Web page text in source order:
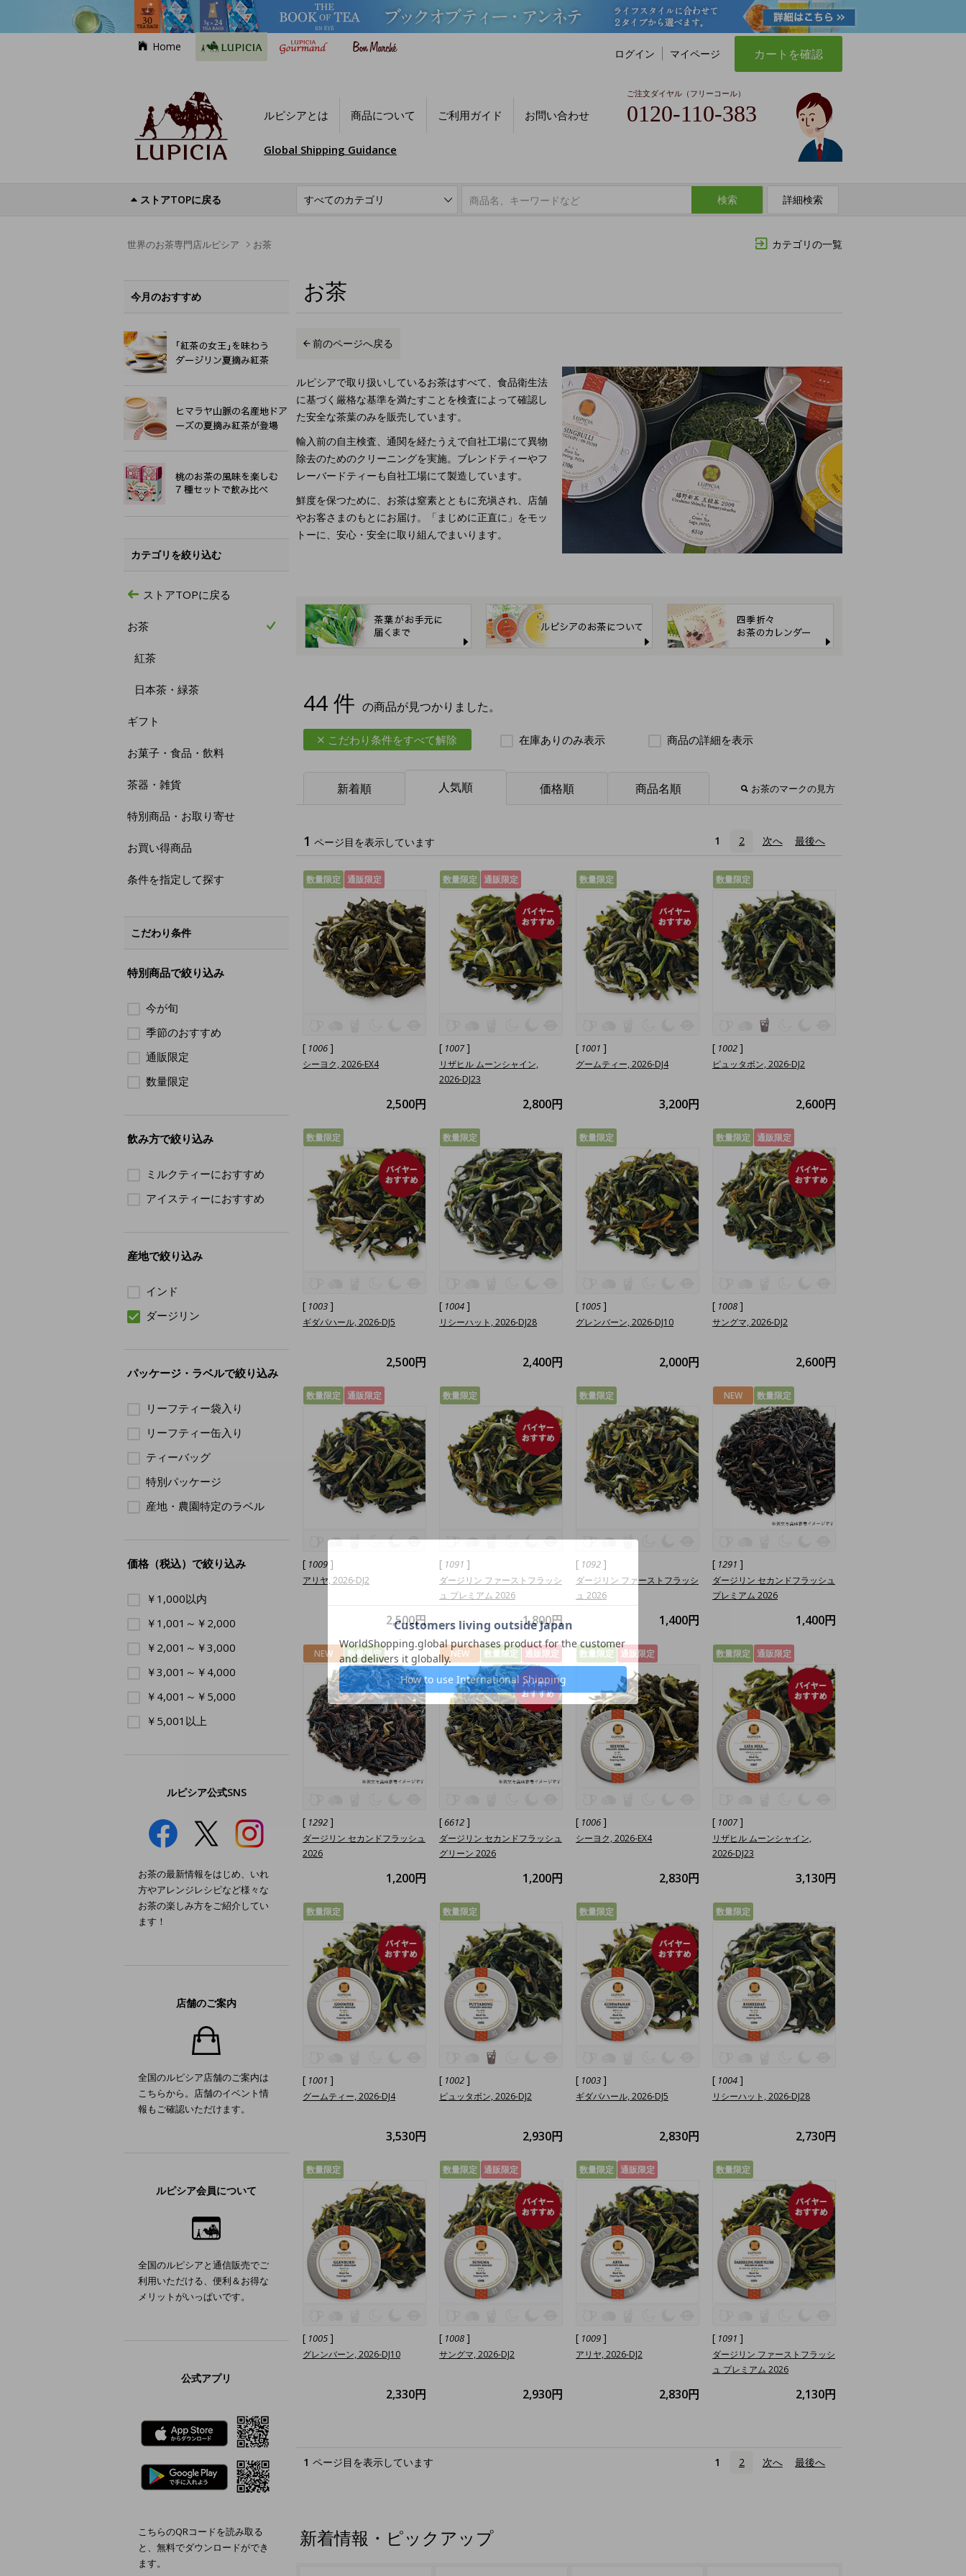
Home
ログイン マイページ カートを確認
ルピシアとは 商品について ご利用ガイド お問い合わせ
ご注文ダイヤル（フリーコール）
0120-110-383
Global Shipping Guidance
ストアTOPに戻る 検索 詳細検索
カテゴリの一覧
世界のお茶専門店ルピシア お茶
お茶
前のページへ戻る
ルピシアで取り扱いしているお茶はすべて、食品衛生法
に基づく厳格な基準を満たすことを検査によって確認し
た安全な茶葉のみを販売しています。
輸入前の自主検査、通関を経たうえで自社工場にて異物
除去のためのクリーニングを実施。ブレンドティーやフ
レーバードティーも自社工場にて製造しています。
鮮度を保つために、お茶は窒素とともに充塡され、店舗
やお客さまのもとにお届け。「まじめに正直に」をモッ
トーに、安心・安全に取り組んでまいります。
44 件 の商品が見つかりました。
こだわり条件をすべて解除 在庫ありのみ表示 商品の詳細を表示
新着順 人気順 価格順 商品名順 お茶のマークの見方
1 ページ目を表示しています 1 2 次へ 最後へ
数量限定 通販限定
[ 1006]
シーヨク, 2026-EX4
2,500円
数量限定 通販限定
[ 1007]
リザヒル ムーンシャイン,
2026-DJ23
2,800円
数量限定
[ 1001 ]
グームティー, 2026-DJ4
3,200円
数量限定
[ 1002]
ピュッタボン, 2026-DJ2
2,600円
数量限定
[ 1003]
ギダパハール, 2026-DJ5
2,500円
数量限定
[ 1004]
リシーハット, 2026-DJ28
2,400円
数量限定
[ 1005]
グレンバーン, 2026-DJ10
2,000円
数量限定 通販限定
[ 1008]
サングマ, 2026-DJ2
2,600円
数量限定 通販限定
[ 1009 ]
アリヤ, 2026-DJ2
2,500円
数量限定
[ 1091 ]
ダージリン ファーストフラッシ
ュ プレミアム 2026
1,800円
数量限定
[ 1092 ]
ダージリン ファーストフラッシ
ュ 2026
1,400円
NEW 数量限定
[ 1291 ]
ダージリン セカンドフラッシュ
プレミアム 2026
1,400円
NEW 数量限定
[ 1292]
ダージリン セカンドフラッシュ
2026
1,200円
NEW 数量限定 通販限定
[6612]
ダージリン セカンドフラッシュ
グリーン 2026
1,200円
数量限定 通販限定
[ 1006]
シーヨク, 2026-EX4
2,830円
数量限定 通販限定
[ 1007]
リザヒル ムーンシャイン,
2026-DJ23
3,130円
数量限定
[ 1001 ]
グームティー, 2026-DJ4
3,530円
数量限定
[ 1002]
ピュッタボン, 2026-DJ2
2,930円
数量限定
[ 1003]
ギダパハール, 2026-DJ5
2,830円
数量限定
[ 1004]
リシーハット, 2026-DJ28
2,730円
数量限定
[ 1005]
グレンバーン, 2026-DJ10
2,330円
数量限定 通販限定
[ 1008]
サングマ, 2026-DJ2
2,930円
数量限定 通販限定
[ 1009]
アリヤ, 2026-DJ2
2,830円
数量限定
[ 1091 ]
ダージリン ファーストフラッシ
ュ プレミアム 2026
2,130円
1 ページ目を表示しています 1 2 次へ 最後へ
新着情報・ピックアップ
今月のおすすめ
カテゴリを絞り込む
ストアTOPに戻る
お茶
紅茶
日本茶・緑茶
ギフト
お菓子・食品・飲料
茶器・雑貨
特別商品・お取り寄せ
お買い得商品
条件を指定して探す
こだわり条件
特別商品で絞り込み
今が旬
季節のおすすめ
通販限定
数量限定
飲み方で絞り込み
ミルクティーにおすすめ
アイスティーにおすすめ
産地で絞り込み
インド
ダージリン
パッケージ・ラベルで絞り込み
リーフティー袋入り
リーフティー缶入り
ティーバッグ
特別パッケージ
産地・農園特定のラベル
価格（税込）で絞り込み
￥1,000以内
￥1,001～￥2,000
￥2,001～￥3,000
￥3,001～￥4,000
￥4,001～￥5,000
￥5,001以上
ルピシア公式SNS
お茶の最新情報をはじめ、いれ
方やアレンジレシピなど様々な
お茶の楽しみ方をご紹介してい
ます！
店舗のご案内
全国のルピシア店舗のご案内は
こちらから。店舗のイベント情
報もご確認いただけます。
ルピシア会員について
全国のルピシアと通信販売でご
利用いただける、便利＆お得な
メリットがいっぱいです。
公式アプリ
こちらのQRコードを読み取る
と、無料でダウンロードができ
ます。